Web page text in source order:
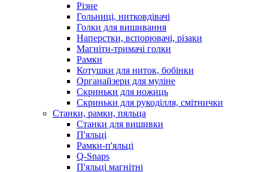
Різне
Гольниці, нитковдівачі
Голки для вишивання
Наперстки, вспорювачі, різаки
Магніти-тримачі голки
Рамки
Котушки для ниток, бобінки
Органайзери для муліне
Скриньки для ножиць
Скриньки для рукоділля, смітнички
Станки, рамки, пяльца
Станки для вишивки
П'яльці
Рамки-п'яльці
Q-Snaps
П'яльці магнітні